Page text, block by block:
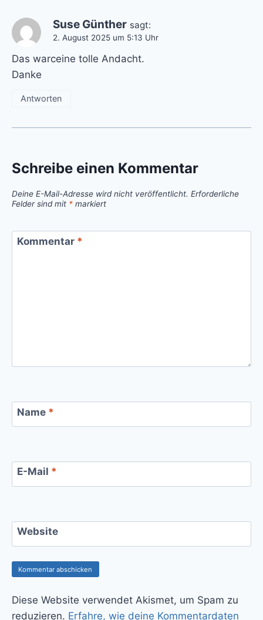
Suse Günther sagt:
2. August 2025 um 5:13 Uhr
Das warceine tolle Andacht.
Danke
Antworten
Schreibe einen Kommentar
Deine E-Mail-Adresse wird nicht veröffentlicht. Erforderliche
Felder sind mit * markiert
Kommentar *
Name *
E-Mail *
Website
Diese Website verwendet Akismet, um Spam zu
reduzieren. Erfahre, wie deine Kommentardaten